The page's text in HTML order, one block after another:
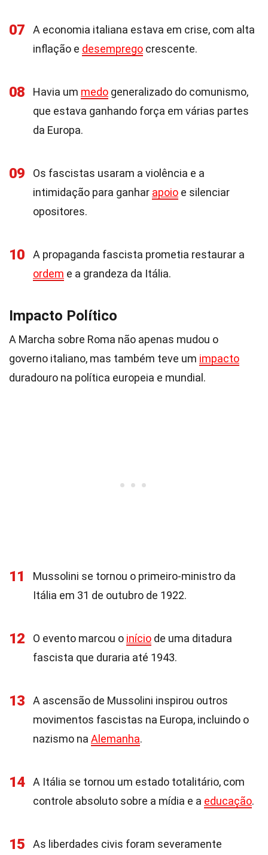
07
A economia italiana estava em crise, com alta
inflação e desemprego crescente.
08 Havia um medo generalizado do comunismo,
que estava ganhando força em várias partes
da Europa.
09
Os fascistas usaram a violência e a
intimidação para ganhar apoio e silenciar
opositores.
10
A propaganda fascista prometia restaurar a
ordem e a grandeza da Itália.
Impacto Político
A Marcha sobre Roma não apenas mudou o
governo italiano, mas também teve um impacto
duradouro na política europeia e mundial.
11
Mussolini se tornou o primeiro-ministro da
Itália em 31 de outubro de 1922.
12 O evento marcou o início de uma ditadura
fascista que duraria até 1943.
13
A ascensão de Mussolini inspirou outros
movimentos fascistas na Europa, incluindo o
nazismo na Alemanha.
14
A Itália se tornou um estado totalitário, com
controle absoluto sobre a mídia e a educação.
15
As liberdades civis foram severamente